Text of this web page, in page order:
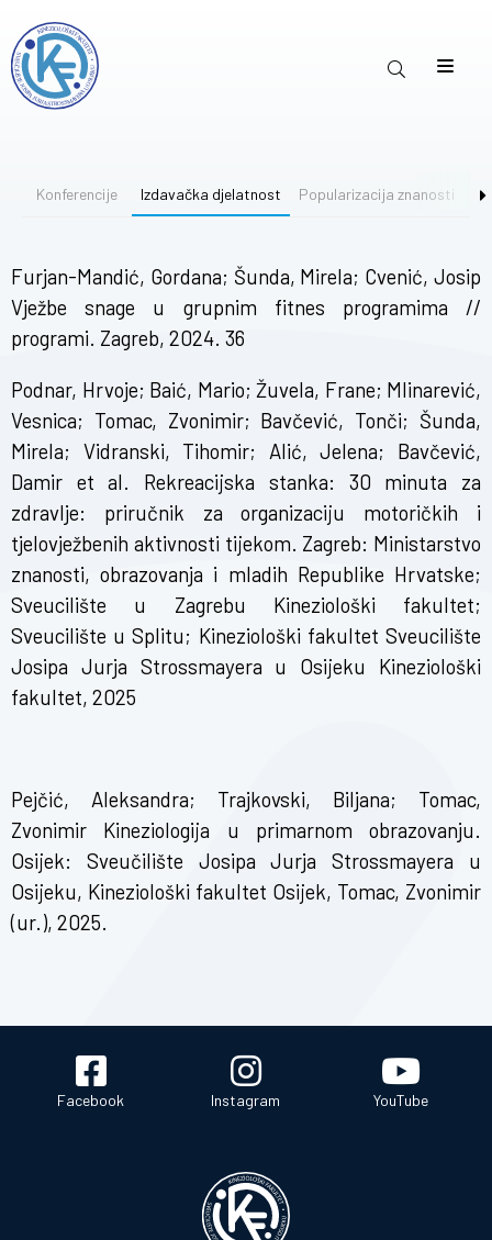
Konferencije Izdavačka djelatnost Popularizacija znanosti
Furjan-Mandić, Gordana; Šunda, Mirela; Cvenić, Josip
Vježbe snage u grupnim fitnes programima //
programi. Zagreb, 2024. 36
Podnar, Hrvoje; Baić, Mario; Žuvela, Frane; Mlinarević,
Vesnica; Tomac, Zvonimir; Bavčević, Tonči; Šunda,
Mirela; Vidranski, Tihomir; Alić, Jelena; Bavčević,
Damir et al. Rekreacijska stanka: 30 minuta za
zdravlje: priručnik za organizaciju motoričkih i
tjelovježbenih aktivnosti tijekom. Zagreb: Ministarstvo
znanosti, obrazovanja i mladih Republike Hrvatske;
Sveucilište u Zagrebu Kineziološki fakultet;
Sveucilište u Splitu; Kineziološki fakultet Sveucilište
Josipa Jurja Strossmayera u Osijeku Kineziološki
fakultet, 2025
Pejčić, Aleksandra; Trajkovski, Biljana; Tomac,
Zvonimir Kineziologija u primarnom obrazovanju.
Osijek: Sveučilište Josipa Jurja Strossmayera u
Osijeku, Kineziološki fakultet Osijek, Tomac, Zvonimir
(ur.), 2025.
Facebook Instagram YouTube